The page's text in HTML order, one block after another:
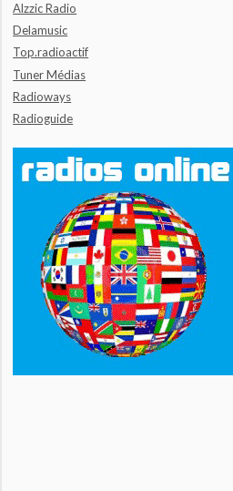
Alzzic Radio
Delamusic
Top.radioactif
Tuner Médias
Radioways
Radioguide